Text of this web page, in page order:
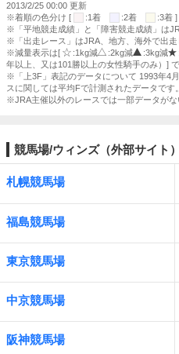
2013/2/25 00:00 更新
※着順の色分け [
:1着 :2着
:3着 ]
※「平地競走成績」と「障害競走成績」は
※「出走レース」はJRA、地方、海外で出走
※減量表示は[
:1kg減 :2kg減 :3kg減
年以上、又は101勝以上の女性騎手のみ）] で
※「上3F」表記のデータについて 1993年4
スに関しては平均Fで計測されたデータです。
※JRA主催以外のレースでは一部データがな
競馬場/ウィンズ（外部サイト）
札幌競馬場
福島競馬場
東京競馬場
中京競馬場
阪神競馬場